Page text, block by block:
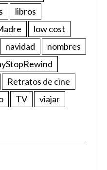
libros
low cost
navidad
nombres
Retratos de cine
TV
viajar